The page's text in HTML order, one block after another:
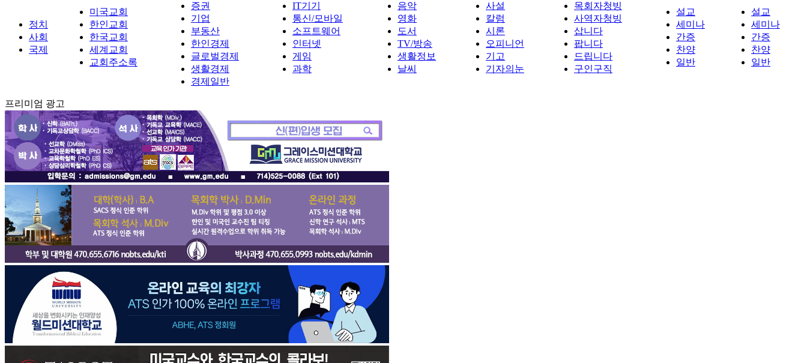
정치
사회
국제
미국교회
한인교회
한국교회
세계교회
교회주소록
증권
기업
부동산
한인경제
글로벌경제
생활경제
경제일반
IT기기
통신/모바일
소프트웨어
인터넷
게임
과학
음악
영화
도서
TV/방송
생활정보
날씨
사설
칼럼
시론
오피니언
기고
기자의눈
목회자청빙
사역자청빙
삽니다
팝니다
드립니다
구인구직
설교
세미나
간증
찬양
일반
설교
세미나
간증
찬양
일반
프리미엄 광고